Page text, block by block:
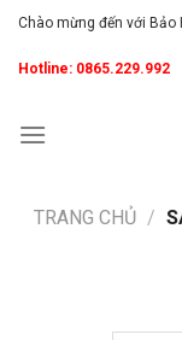
Skip
content
Chào mừng đến với Bảo
Hotline: 0865.229.992
TRANG CHỦ /